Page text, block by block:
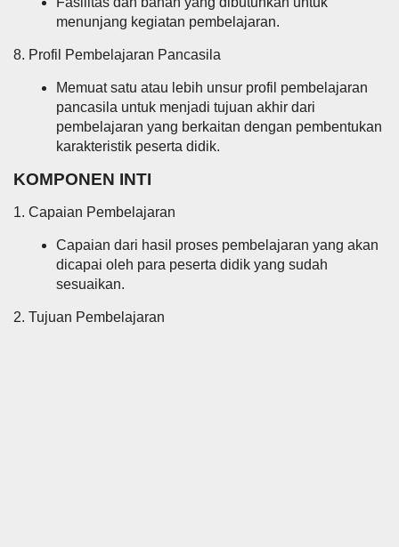
menunjang kegiatan pembelajaran.
8. Profil Pembelajaran Pancasila
Memuat satu atau lebih unsur profil pembelajaran
pancasila untuk menjadi tujuan akhir dari
pembelajaran yang berkaitan dengan pembentukan
karakteristik peserta didik.
KOMPONEN INTI
1. Capaian Pembelajaran
Capaian dari hasil proses pembelajaran yang akan
dicapai oleh para peserta didik yang sudah
sesuaikan.
2. Tujuan Pembelajaran